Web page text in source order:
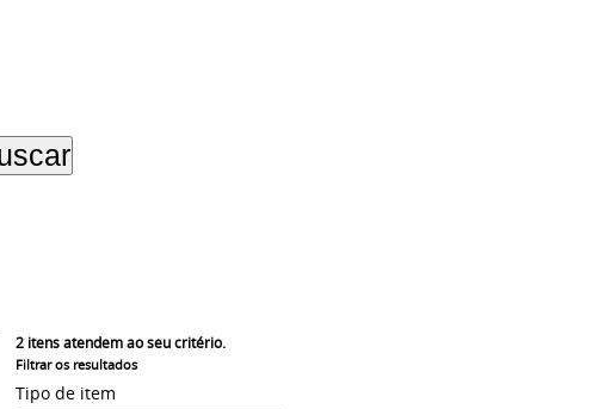
2itens atendem ao seu critério.
Filtrar os resultados
Tipo de item